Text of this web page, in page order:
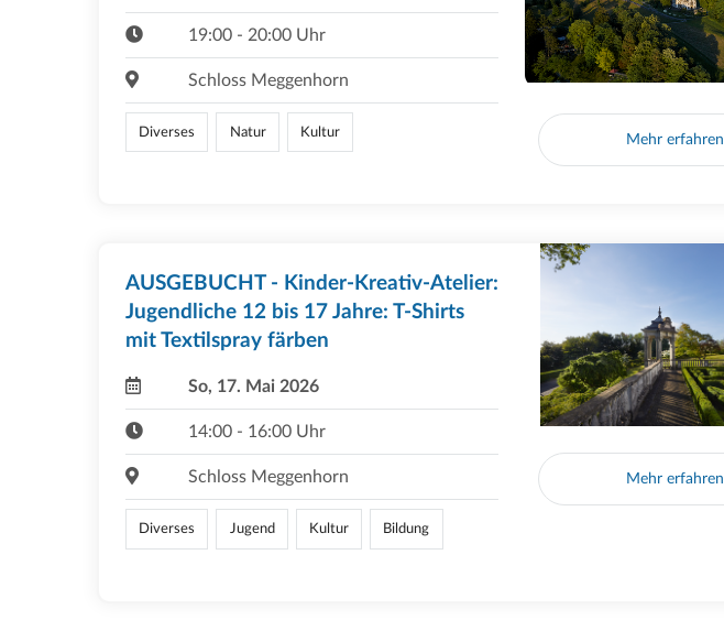
19:00 - 20:00 Uhr
Schloss Meggenhorn
Diverses Natur Kultur Mehr erfahren
AUSGEBUCHT - Kinder-Kreativ-Atelier:
Jugendliche 12 bis 17 Jahre: T-Shirts
mit Textilspray färben
So, 17. Mai 2026
14:00 - 16:00 Uhr
Schloss Meggenhorn
Diverses Jugend Kultur Bildung
Mehr erfahren